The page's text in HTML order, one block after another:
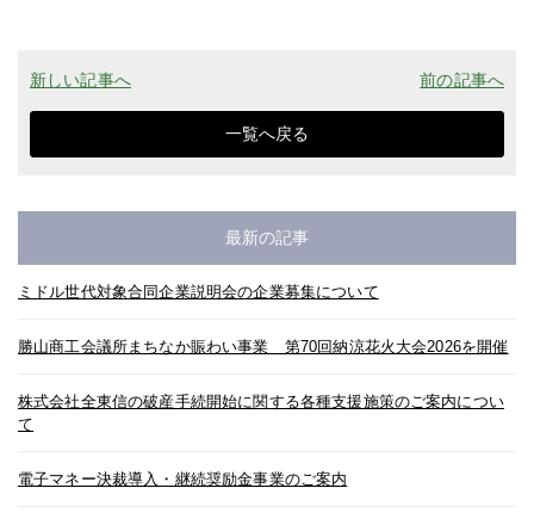
新しい記事へ 前の記事へ
一覧へ戻る
最新の記事
ミドル世代対象合同企業説明会の企業募集について
勝山商工会議所まちなか賑わい事業 第70回納涼花火大会2026を開催
株式会社全東信の破産手続開始に関する各種支援施策のご案内につい
て
電子マネー決裁導入・継続奨励金事業のご案内